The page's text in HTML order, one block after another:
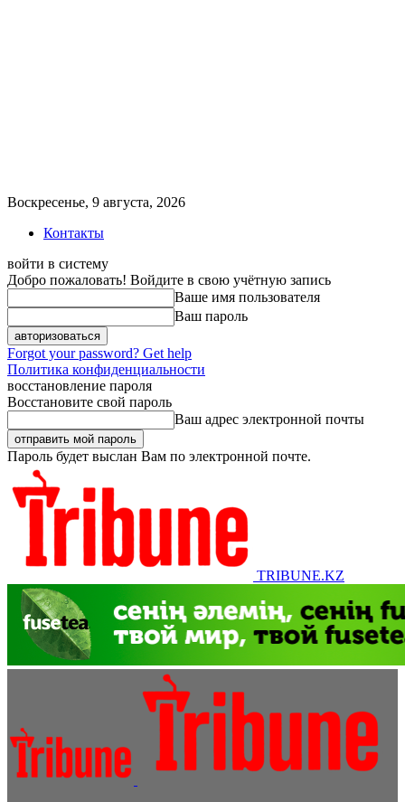
Воскресенье, 9 августа, 2026
Контакты
войти в систему
Добро пожаловать! Войдите в свою учётную запись
Ваше имя пользователя
Ваш пароль
Forgot your password? Get help
Политика конфиденциальности
восстановление пароля
Восстановите свой пароль
Ваш адрес электронной почты
Пароль будет выслан Вам по электронной почте.
TRIBUNE.KZ